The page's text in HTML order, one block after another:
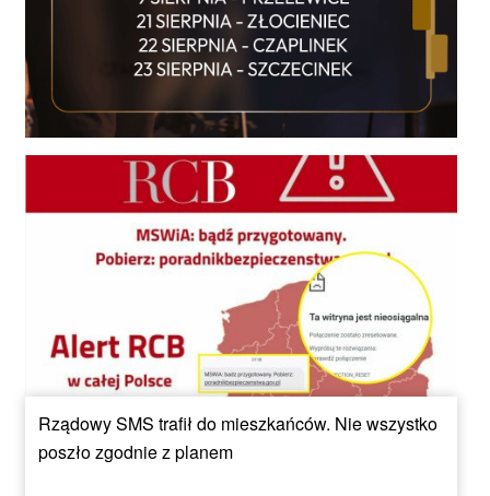
Rządowy SMS trafił do mieszkańców. Nie wszystko
poszło zgodnie z planem